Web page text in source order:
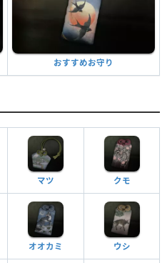
おすすめお守り
マツ クモ
オオカミ ウシ